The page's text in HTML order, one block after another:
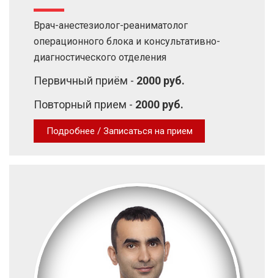
Врач-анестезиолог-реаниматолог
операционного блока и консультативно-
диагностического отделения
Первичный приём - 2000 руб.
Повторный прием - 2000 руб.
Подробнее / Записаться на прием